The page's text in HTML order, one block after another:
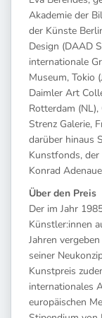
Akademie der
der Künste
Design (DAAD
internationale
Museum, Tokio
Daimler Art
Rotterdam (NL),
Strenz Galerie,
darüber hinaus
Kunstfonds,
Konrad
Über den Preis
Der im Jahr
Künstler:innen
Jahren
seiner
Kunstpreis
internationales
europäischen